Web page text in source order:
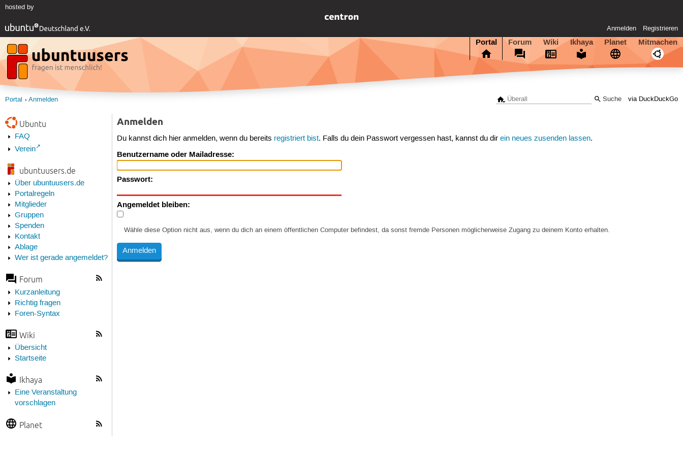
hosted by
Anmelden Registrieren
Portal Forum Wiki Ikhaya Planet Mitmachen
via DuckDuckGo
Portal Anmelden
Ubuntu
FAQ
Verein
ubuntuusers.de
Über ubuntuusers.de
Portalregeln
Mitglieder
Gruppen
Spenden
Kontakt
Ablage
Wer ist gerade angemeldet?
Forum
Kurzanleitung
Richtig fragen
Foren-Syntax
Wiki
Übersicht
Startseite
Ikhaya
Eine Veranstaltung
vorschlagen
Planet
Anmelden
Du kannst dich hier anmelden, wenn du bereits registriert bist. Falls du dein Passwort vergessen hast, kannst du direin neues zusenden lassen.
Benutzername oder Mailadresse:
Passwort:
Angemeldet bleiben:
Wähle diese Option nicht aus, wenn du dich an einem öffentlichen Computer befindest, da sonst fremde Personen möglicherweise Zugang zu deinem Konto erhalten.